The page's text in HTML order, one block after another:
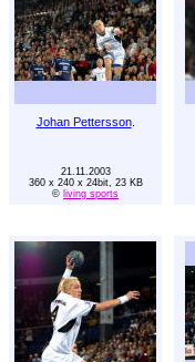
Johan Pettersson.
21.11.2003
360 x 240 x 24bit, 23 KB
© living sports